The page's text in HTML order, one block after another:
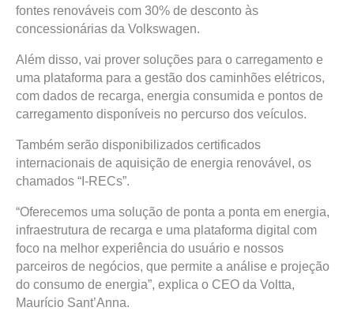
fontes renováveis com 30% de desconto às
concessionárias da Volkswagen.
Além disso, vai prover soluções para o carregamento e
uma plataforma para a gestão dos caminhões elétricos,
com dados de recarga, energia consumida e pontos de
carregamento disponíveis no percurso dos veículos.
Também serão disponibilizados certificados
internacionais de aquisição de energia renovável, os
chamados “I-RECs”.
“Oferecemos uma solução de ponta a ponta em energia,
infraestrutura de recarga e uma plataforma digital com
foco na melhor experiência do usuário e nossos
parceiros de negócios, que permite a análise e projeção
do consumo de energia”, explica o CEO da Voltta,
Maurício Sant’Anna.